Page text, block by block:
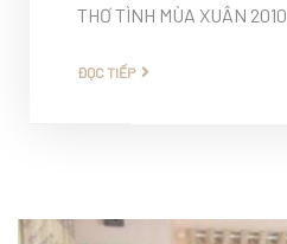
THƠ TÌNH MÙA XUÂN 2010
ĐỌC TIẾP